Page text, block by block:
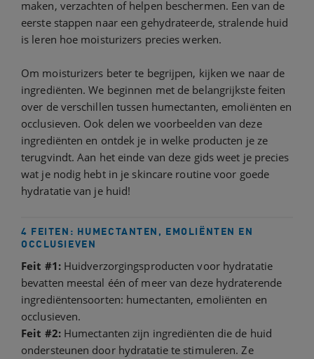
maken, verzachten of helpen beschermen. Een van de
eerste stappen naar een gehydrateerde, stralende huid
is leren hoe moisturizers precies werken.
Om moisturizers beter te begrijpen, kijken we naar de
ingrediënten. We beginnen met de belangrijkste feiten
over de verschillen tussen humectanten, emoliënten en
occlusieven. Ook delen we voorbeelden van deze
ingrediënten en ontdek je in welke producten je ze
terugvindt. Aan het einde van deze gids weet je precies
wat je nodig hebt in je skincare routine voor goede
hydratatie van je huid!
4 FEITEN: HUMECTANTEN, EMOLIËNTEN EN
OCCLUSIEVEN
Feit #1:Huidverzorgingsproducten voor hydratatie
bevatten meestal één of meer van deze hydraterende
ingrediëntensoorten: humectanten, emoliënten en
occlusieven.
Feit #2:Humectanten zijn ingrediënten die de huid
ondersteunen door hydratatie te stimuleren. Ze